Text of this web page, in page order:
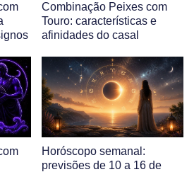
Combinação Peixes com
Touro: características e
afinidades do casal
Horóscopo semanal:
previsões de 10 a 16 de